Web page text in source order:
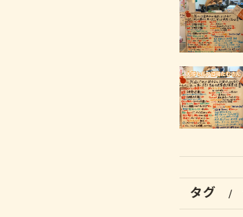
タグ